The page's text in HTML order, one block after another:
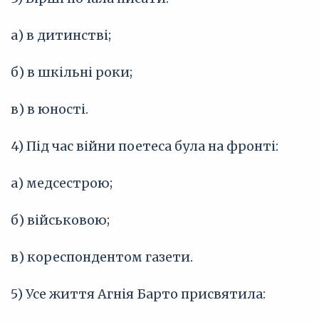
а) в дитинстві;
б) в шкільні роки;
в) в юності.
4) Під час війни поетеса була на фронті:
а) медсестрою;
б) військовою;
в) кореспондентом газети.
5) Усе життя Агнія Барто присвятила: